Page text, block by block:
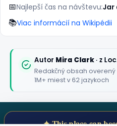
📅Najlepší čas na návštevu:Jar
📚Viac informácií na Wikipédii
Autor Mira Clark · z
Redakčný obsah overený
1M+ miest v 62 jazykoch
SECRET WORLD
✦ This place can